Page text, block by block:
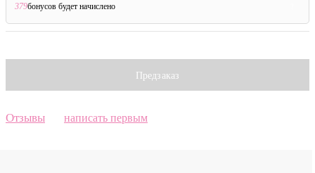
379бонусов будет начислено
Предзаказ
Отзывы написать первым